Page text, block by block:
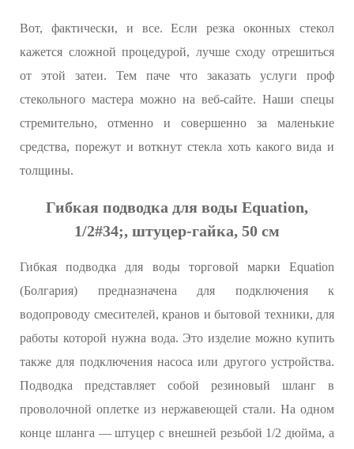
Вот, фактически, и все. Если резка оконных стекол
кажется сложной процедурой, лучше сходу отрешиться
от этой затеи. Тем паче что заказать услуги проф
стекольного мастера можно на веб-сайте. Наши спецы
стремительно, отменно и совершенно за маленькие
средства, порежут и воткнут стекла хоть какого вида и
толщины.
Гибкая подводка для воды Equation,
1/2#34;, штуцер-гайка, 50 см
Гибкая подводка для воды торговой марки Equation
(Болгария) предназначена для подключения к
водопроводу смесителей, кранов и бытовой техники, для
работы которой нужна вода. Это изделие можно купить
также для подключения насоса или другого устройства.
Подводка представляет собой резиновый шланг в
проволочной оплетке из нержавеющей стали. На одном
конце шланга — штуцер с внешней резьбой 1/2 дюйма, а